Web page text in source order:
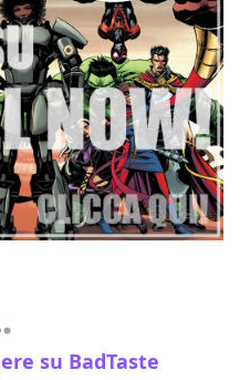
su BadTaste